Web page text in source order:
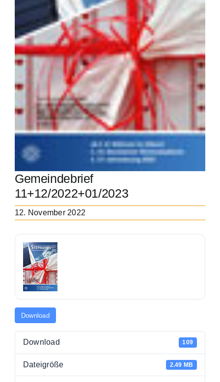
Gemeindebrief
11+12/2022+01/2023
12. November 2022
Download
Download 109
Dateigröße 2.49 MB